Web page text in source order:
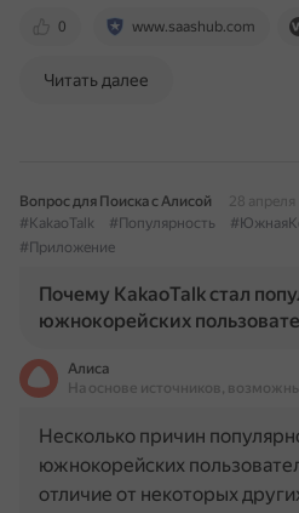
0 www.saashub.com
Читать далее
Вопрос для Поиска с Алисой
28 апреля
#KakaoTalk
#Популярность
#Приложение
Почему KakaoTalk стал
южнокорейских
Алиса
На основе источников,
Несколько причин
южнокорейских
отличие от некоторых